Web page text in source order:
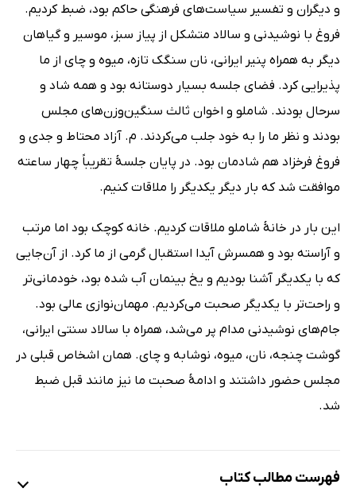
و دیگران و تفسیر سیاست‌های فرهنگی حاکم بود، ضبط کردیم.
فروغ با نوشیدنی و سالاد متشکل از پیاز سبز، موسیر و گیاهان
دیگر به همراه پنیر ایرانی، نان سنگک تازه، میوه و چای از ما
پذیرایی کرد. فضای جلسه بسیار دوستانه بود و همه شاد و
سرحال بودند. شاملو و اخوان ثالث سنگین‌وزن‌های مجلس
بودند و نظر ما را به خود جلب می‌کردند. م. آزاد محتاط و جدی و
فروغ فرخزاد هم شادمان بود. در پایان جلسۀ تقریباً چهار ساعته
موافقت شد که بار دیگر یکدیگر را ملاقات کنیم.
این بار در خانۀ شاملو ملاقات کردیم. خانه کوچک بود اما مرتب
و آراسته بود و همسرش آیدا استقبال گرمی از ما کرد. از آن‌جایی
که با یکدیگر آشنا بودیم و یخ بینمان آب شده بود، خودمانی‌تر
و راحت‌تر با یکدیگر صحبت می‌کردیم. مهمان‌نوازی عالی بود.
جام‌های نوشیدنی مدام پر می‌شد، همراه با سالاد سنتی ایرانی،
گوشت چنجه، نان، میوه، نوشابه و چای. همان اشخاص قبلی در
مجلس حضور داشتند و ادامۀ صحبت ما نیز مانند قبل ضبط
شد.
فهرست مطالب کتاب